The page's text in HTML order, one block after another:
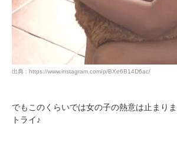
出典 : https://www.instagram.com/p/BXe6B14D6ac/
でもこのくらいでは女の子の熱意は止まり
トライ♪